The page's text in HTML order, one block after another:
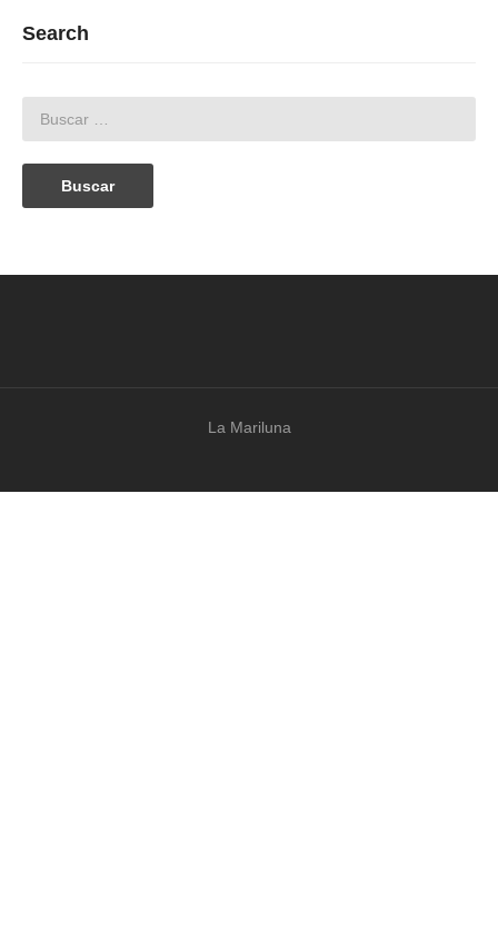
Search
La Mariluna